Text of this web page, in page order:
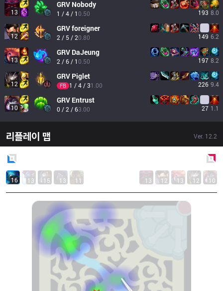
13
GRV Nobody
1 / 4 / 10.50 193 8.0
12
GRVforeigner
2 / 5 / 20.80 149 6.2
13
GRV DaJeung
2 / 6 / 10.50 197 8.2
12
GRV Piglet
FB 1 / 4 / 31.00 226 9.4
10
GRV Entrust
0 / 2 / 63.00 27 1.1
리플레이 맵 Ver. 12.2
16 13 15 13 11 13 12 13 12 10